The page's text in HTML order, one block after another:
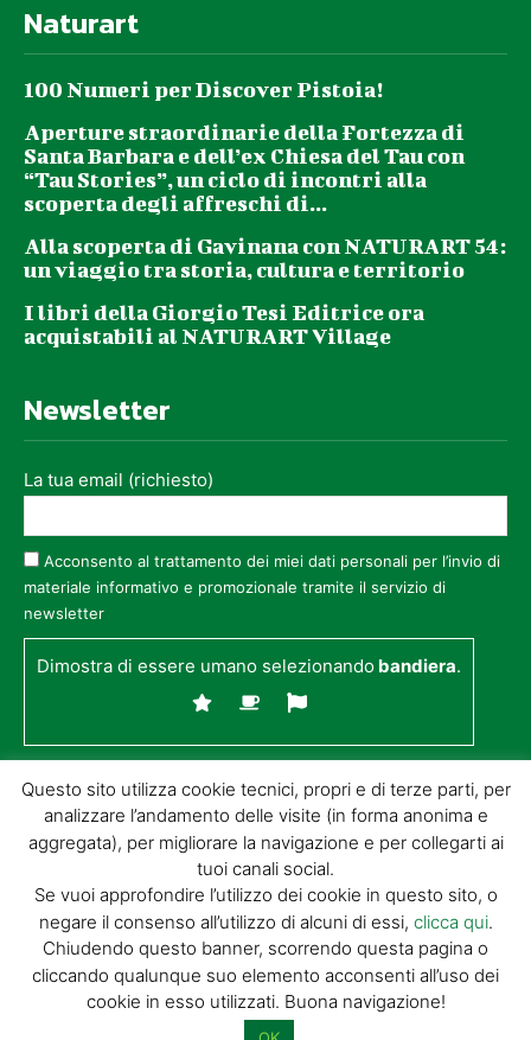
Naturart
100 Numeri per Discover Pistoia!
Aperture straordinarie della Fortezza di
Santa Barbara e dell’ex Chiesa del Tau con
“Tau Stories”, un ciclo di incontri alla
scoperta degli affreschi di...
Alla scoperta di Gavinana con NATURART 54:
un viaggio tra storia, cultura e territorio
I libri della Giorgio Tesi Editrice ora
acquistabili al NATURART Village
Newsletter
La tua email (richiesto)
Acconsento al trattamento dei miei dati personali per l’invio di
materiale informativo e promozionale tramite il servizio di
newsletter
Dimostra di essere umano selezionando bandiera.
© GIORGIO TESI EDITRICE S.R.L. | P.IVA
01732650476 | VIA DI BADIA 14 – 51100 LOC.
BOTTEGONE (PISTOIA) |POWERED BY
ALLYMIND
Cookie Policy
Condizioni
Questo sito utilizza cookie tecnici, propri e di terze parti, per
analizzare l’andamento delle visite (in forma anonima e
aggregata), per migliorare la navigazione e per collegarti ai
tuoi canali social.
Se vuoi approfondire l’utilizzo dei cookie in questo sito, o
negare il consenso all’utilizzo di alcuni di essi, clicca qui.
Chiudendo questo banner, scorrendo questa pagina o
cliccando qualunque suo elemento acconsenti all’uso dei
cookie in esso utilizzati. Buona navigazione!